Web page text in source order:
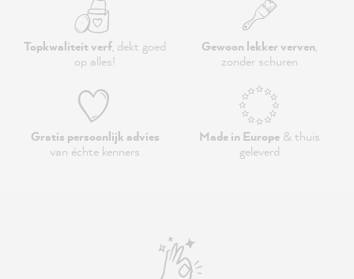
Topkwaliteit verf, dekt goed
op alles!
Gewoon lekker verven,
zonder schuren
Gratis persoonlijk advies
van échte kenners
Made in Europe& thuis
geleverd